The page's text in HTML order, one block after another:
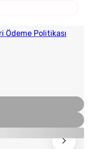
Ödeme Politikası